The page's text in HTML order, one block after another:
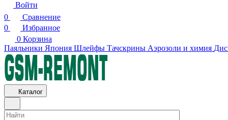
Войти
0
Сравнение
0
Избранное
0 Корзина
Паяльники Япония Шлейфы Тачскрины Аэрозоли и химия
Каталог